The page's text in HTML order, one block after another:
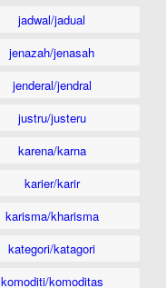
jadwal/jadual
jenazah/jenasah
jenderal/jendral
justru/justeru
karena/karna
karier/karir
karisma/kharisma
kategori/katagori
komoditi/komoditas